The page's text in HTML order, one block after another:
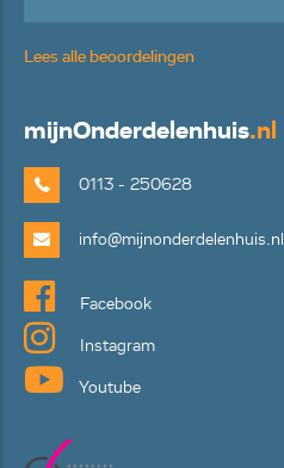
Lees alle beoordelingen
mijnOnderdelenhuis.nl
0113 - 250628
info@mijnonderdelenhuis.nl
Facebook
Instagram
Youtube